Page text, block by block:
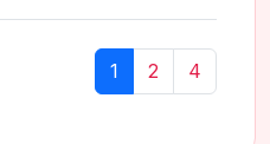
1 2 4